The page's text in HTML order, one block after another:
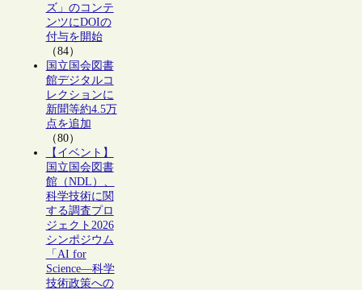
ズ」のコンテ
ンツにDOIの
付与を開始
（84）
国立国会図書
館デジタルコ
レクションに
新聞等約4.5万
点を追加
（80）
【イベント】
国立国会図書
館（NDL）、
科学技術に関
する調査プロ
ジェクト2026
シンポジウム
「AI for
Science―科学
技術政策への